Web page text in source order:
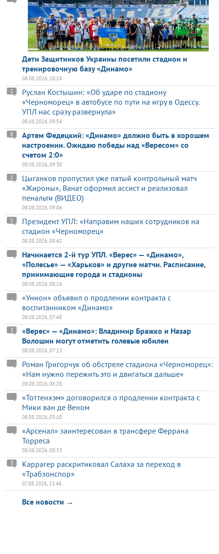
Дети Защитников Украины посетили стадион и
тренировочную базу «Динамо»
08.08.2026, 10:18
Руслан Костышин: «Об ударе по стадиону
«Черноморец» в автобусе по пути на игру в Одессу.
УПЛ нас сразу развернула»
2
08.08.2026, 09:54
Артем Федецкий: «Динамо» должно быть в хорошем
настроении. Ожидаю победы над «Вересом» со
счетом 2:0»
8
08.08.2026, 09:30
Цыганков пропустил уже пятый контрольный матч
«Жироны», Ванат оформил ассист и реализовал
пенальти (ВИДЕО)
1
08.08.2026, 09:06
Президент УПЛ: «Направим наших сотрудников на
стадион «Черноморец»
1
08.08.2026, 08:42
Начинается 2-й тур УПЛ. «Верес» — «Динамо»,
«Полесье» — «Харьков» и другие матчи. Расписание,
принимающие города и стадионы
08.08.2026, 08:16
«Унион» объявил о продлении контракта с
воспитанником «Динамо»
08.08.2026, 07:48
«Верес» — «Динамо»: Владимир Бражко и Назар
Волошин могут отметить голевые юбилеи
3
08.08.2026, 07:13
Роман Григорчук об обстреле стадиона «Черноморец»:
«Нам нужно пережить это и двигаться дальше»
08.08.2026, 06:28
«Тоттенхэм» договорился о продлении контракта с
Мики ван де Веном
08.08.2026, 03:10
«Арсенал» заинтересован в трансфере Феррана
Торреса
08.08.2026, 00:33
Каррагер раскритиковал Салаха за переход в
«Трабзонспор»
3
07.08.2026, 23:48
Все новости →